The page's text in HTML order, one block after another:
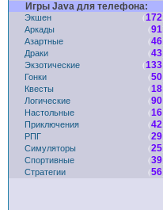
Игры Java для телефона:
Экшен (172
Аркады
(91
Азартные
(46
Драки
(43
Экзотические
(133
Гонки
(50
Квесты
(18
Логические
(90
Настольные
(16
Приключения
(42
РПГ
(29
Симуляторы
(25
Спортивные
(39
Стратегии
(56